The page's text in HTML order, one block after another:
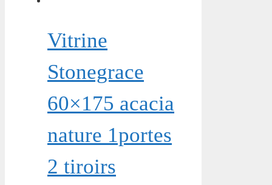
Vitrine
Stonegrace
60×175 acacia
nature 1portes
2 tiroirs